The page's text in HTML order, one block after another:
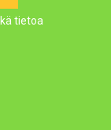
tietoa